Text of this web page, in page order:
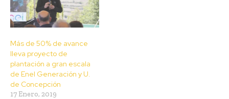
Más de 50% de avance
lleva proyecto de
plantación a gran escala
de Enel Generación y U.
de Concepción
17 Enero, 2019